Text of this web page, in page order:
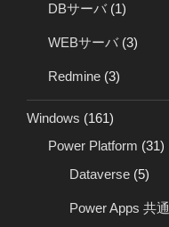
DBサーバ(1)
WEBサーバ(3)
Redmine (3)
Windows (161)
Power Platform (31)
Dataverse (5)
Power Apps 共通